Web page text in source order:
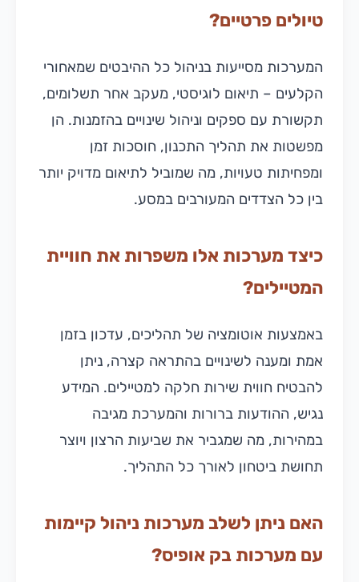
טיולים פרטיים?
המערכות מסייעות בניהול כל ההיבטים שמאחורי
הקלעים – תיאום לוגיסטי, מעקב אחר תשלומים,
תקשורת עם ספקים וניהול שינויים בהזמנות. הן
מפשטות את תהליך התכנון, חוסכות זמן
ומפחיתות טעויות, מה שמוביל לתיאום מדויק יותר
בין כל הצדדים המעורבים במסע.
כיצד מערכות אלו משפרות את חוויית
המטיילים?
באמצעות אוטומציה של תהליכים, עדכון בזמן
אמת ומענה לשינויים בהתראה קצרה, ניתן
להבטיח חווית שירות חלקה למטיילים. המידע
נגיש, ההודעות ברורות והמערכת מגיבה
במהירות, מה שמגביר את שביעות הרצון ויוצר
תחושת ביטחון לאורך כל התהליך.
האם ניתן לשלב מערכות ניהול קיימות
עם מערכות בק אופיס?